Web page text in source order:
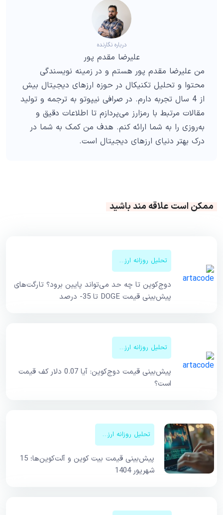
درباره نگارنده
علیرضا مقدم پور
من علیرضا مقدم پور هستم و در زمینه نویسندگی
محتوا و تحلیل تکنیکال در حوزه ارزهای دیجیتال بیش
از 4 سال تجربه دارم. در صرافی نیپوتو به ترجمه و تولید
مقالات مرتبط با رمزارز می‌پردازم تا اطلاعات دقیق و
به‌روزی را به شما ارائه کنم. هدف من کمک به شما در
درک بهتر دنیای ارزهای دیجیتال است.
ممکن است علاقه مند باشید
تحلیل روزانه ارزهای دیجیتال
دوج‌کوین تا چه حد می‌تواند پایین برود؟ تارگت‌های
پیش‌بینی قیمت DOGE تا 35- درصد
تحلیل روزانه ارزهای دیجیتال
پیش‌بینی قیمت دوج‌کوین: آیا 0.07 دلار کف قیمت
است؟
تحلیل روزانه ارزهای دیجیتال
پیش‌بینی قیمت بیت کوین و آلت‌کوین‌ها؛ 15
شهریور 1404